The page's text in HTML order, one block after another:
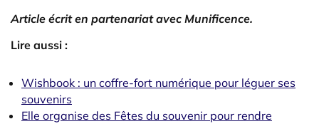
Article écrit en partenariat avec Munificence.
Lire aussi :
Wishbook : un coffre-fort numérique pour léguer ses
souvenirs
Elle organise des Fêtes du souvenir pour rendre